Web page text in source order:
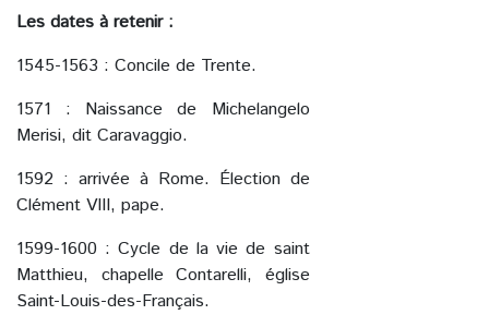
Les dates à retenir :
1545-1563 : Concile de Trente.
1571 : Naissance de Michelangelo
Merisi, dit Caravaggio.
1592 : arrivée à Rome. Élection de
Clément VIII, pape.
1599-1600 : Cycle de la vie de saint
Matthieu, chapelle Contarelli, église
Saint-Louis-des-Français.